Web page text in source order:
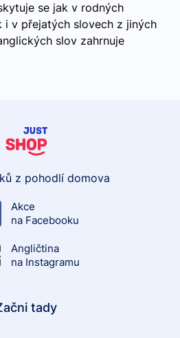
se jak v rodných
i v přejatých slovech z jiných
slov zahrnuje
z pohodlí domova
Akce
na Facebooku
Angličtina
na Instagramu
tady